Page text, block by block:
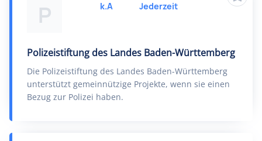
P
Polizeistiftung des Landes Baden-Württemberg
Die Polizeistiftung des Landes Baden-Württemberg
unterstützt gemeinnützige Projekte, wenn sie einen
Bezug zur Polizei haben.
k.A Jederzeit